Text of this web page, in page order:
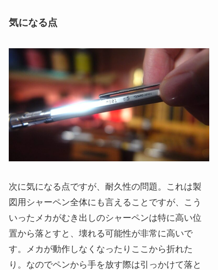
気になる点
次に気になる点ですが、 耐久性の問題 。これは製
図用シャーペン全体にも言えることですが、こう
いったメカがむき出しのシャーペンは特に高い位
置から落とすと、壊れる可能性が非常に高いで
す。メカが動作しなくなったりここから折れた
り。なのでペンから手を放す際は引っかけて落と